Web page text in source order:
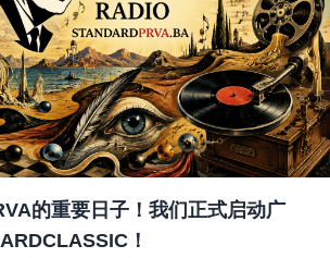
的重要日子！我们正式启动广
！